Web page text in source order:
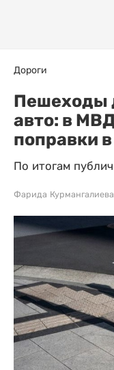
Дороги
Пешеходы
авто: в
поправки
По итогам
Фарида Курмангалиева